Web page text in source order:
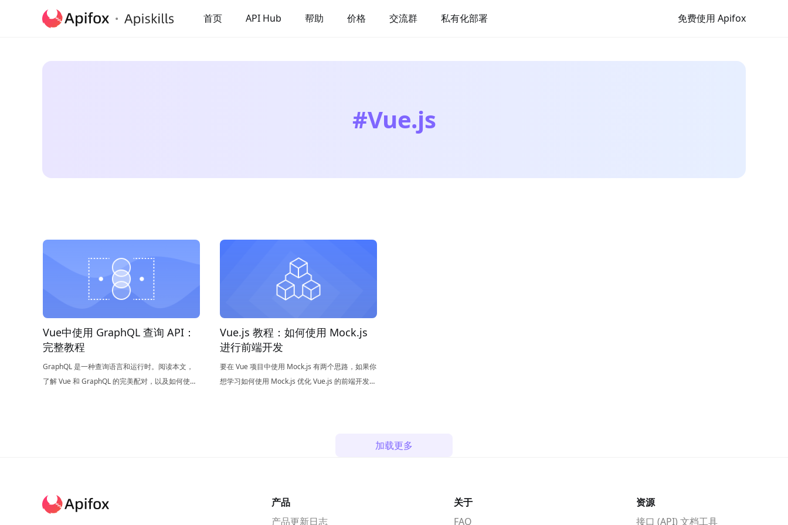
首页 API Hub 帮助 价格 交流群 私有化部署 免费使用 Apifox
#Vue.js
Vue中使用 GraphQL 查询 API：
完整教程
GraphQL 是一种查询语言和运行时。阅读本文，
了解 Vue 和 GraphQL 的完美配对，以及如何使用
Vue.js 教程：如何使用 Mock.js
进行前端开发
要在 Vue 项目中使用 Mock.js 有两个思路，如果你
想学习如何使用 Mock.js 优化 Vue.js 的前端开发流
加载更多
产品
产品更新日志
关于
FAQ
资源
接口 (API) 文档工具